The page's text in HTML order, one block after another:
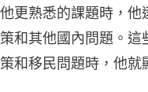
更熟悉的課題時，
和其他國內問題。
和移民問題時，他就